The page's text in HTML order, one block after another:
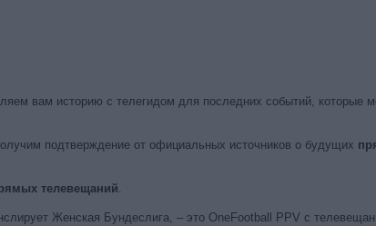
вам историю с телегидом для последних событий, которые
подтверждение от официальных источников о будущих
телевещаний.
Женская Бундеслига, – это OneFootball PPV с